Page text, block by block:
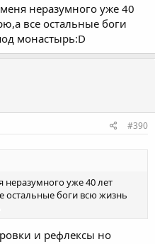
неразумного уже 40
все остальные боги
монастырь:D
#390
уже 40 лет
остальные боги всю жизнь
и рефлексы но